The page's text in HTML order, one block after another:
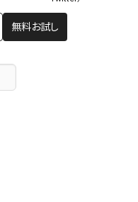
無料お試し